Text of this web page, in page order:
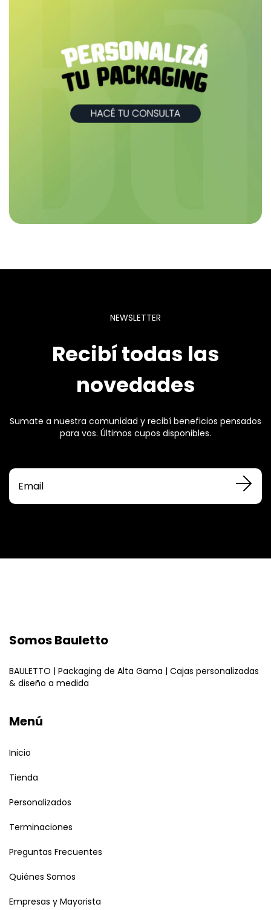
NEWSLETTER
Recibí todas las
novedades
Sumate a nuestra comunidad y recibí beneficios pensados
para vos. Últimos cupos disponibles.
Somos Bauletto
BAULETTO | Packaging de Alta Gama | Cajas personalizadas
& diseño a medida
Menú
Inicio
Tienda
Personalizados
Terminaciones
Preguntas Frecuentes
Quiénes Somos
Empresas y Mayorista